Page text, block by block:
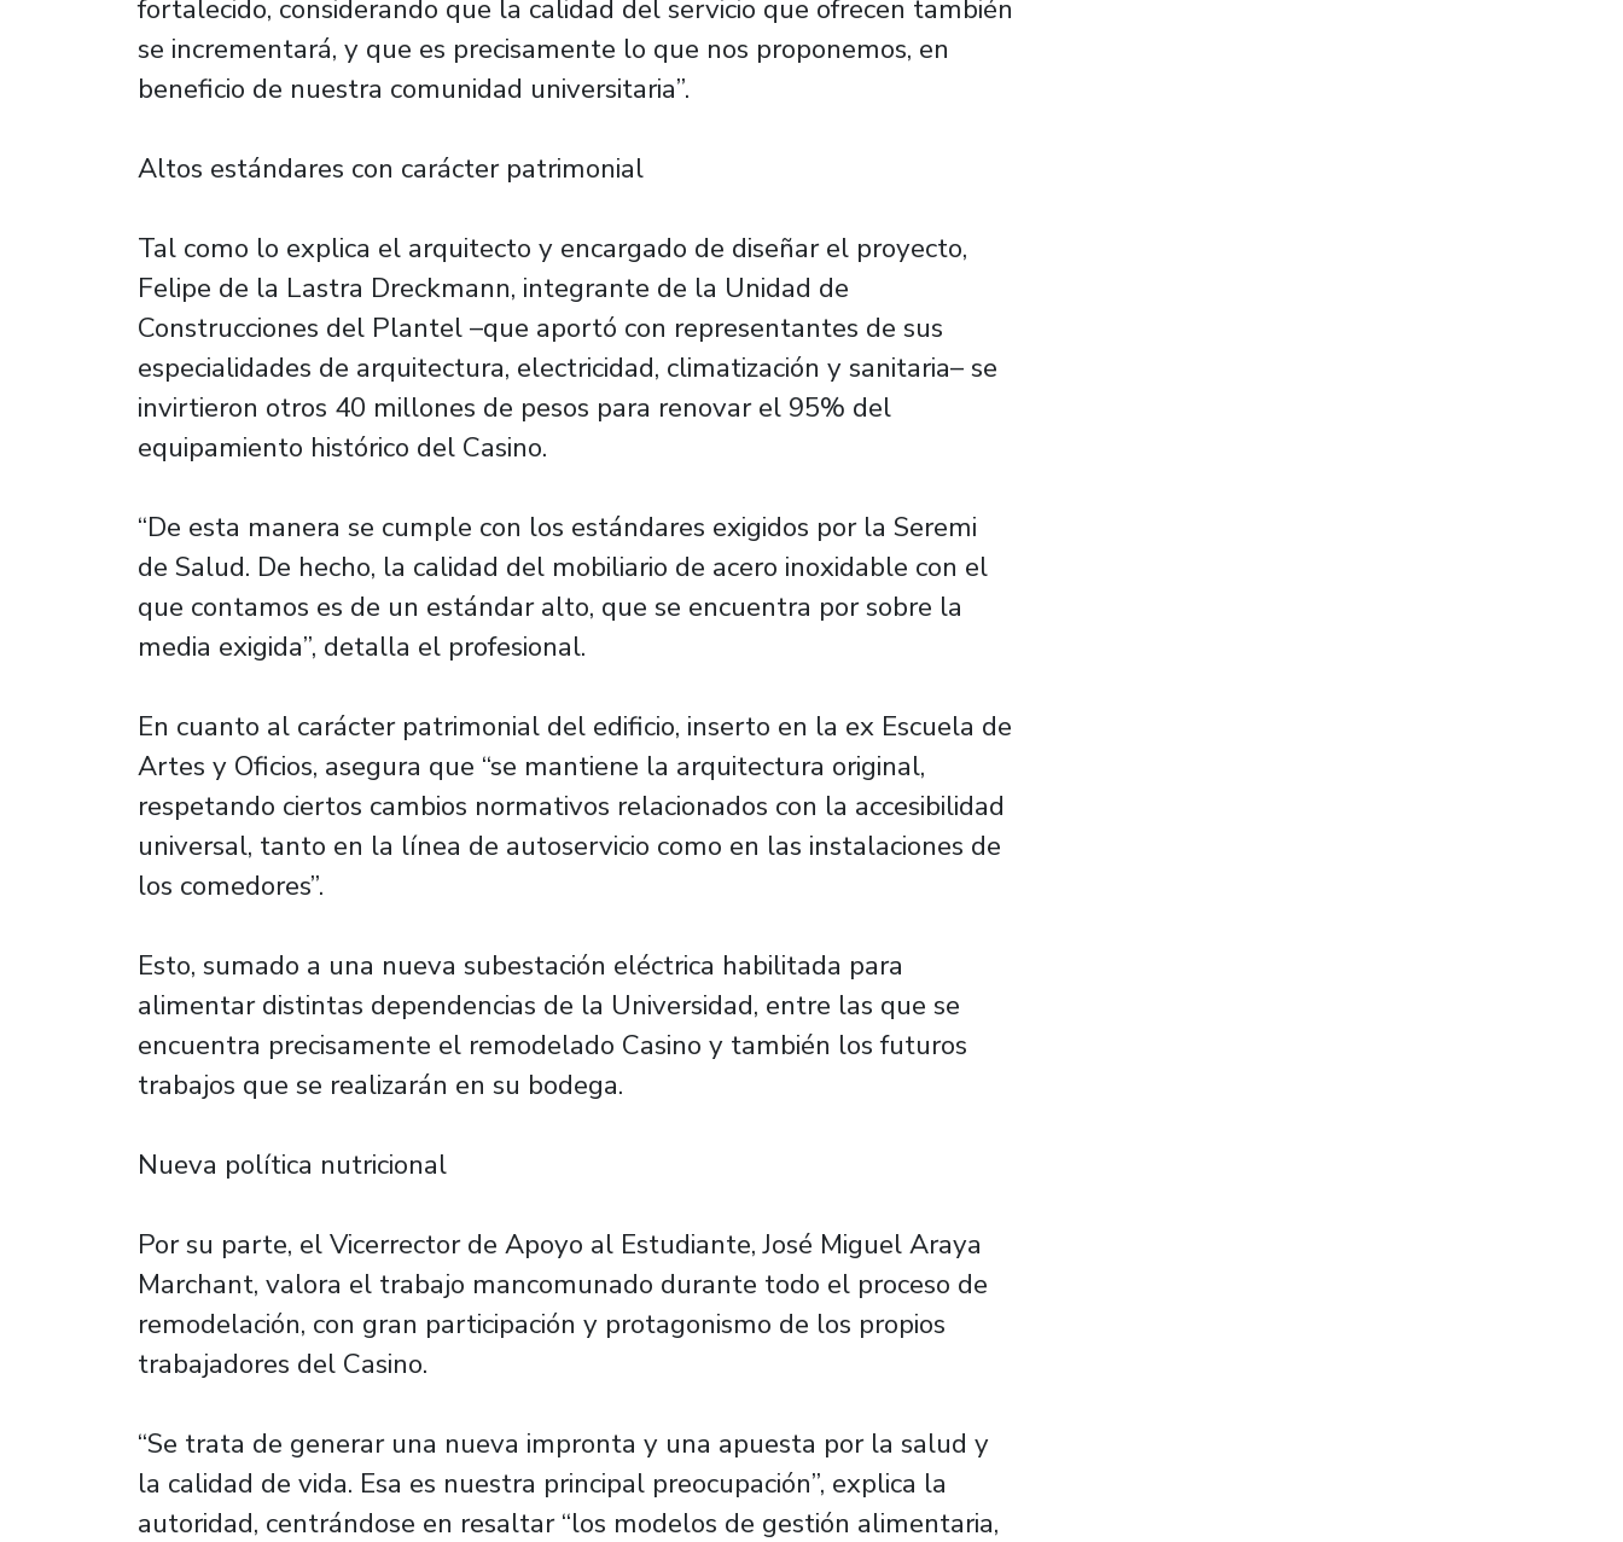
fortalecido, considerando que la calidad del servicio que ofrecen también
se incrementará, y que es precisamente lo que nos proponemos, en
beneficio de nuestra comunidad universitaria”.
Altos estándares con carácter patrimonial
Tal como lo explica el arquitecto y encargado de diseñar el proyecto,
Felipe de la Lastra Dreckmann, integrante de la Unidad de
Construcciones del Plantel –que aportó con representantes de sus
especialidades de arquitectura, electricidad, climatización y sanitaria– se
invirtieron otros 40 millones de pesos para renovar el 95% del
equipamiento histórico del Casino.
“De esta manera se cumple con los estándares exigidos por la Seremi
de Salud. De hecho, la calidad del mobiliario de acero inoxidable con el
que contamos es de un estándar alto, que se encuentra por sobre la
media exigida”, detalla el profesional.
En cuanto al carácter patrimonial del edificio, inserto en la ex Escuela de
Artes y Oficios, asegura que “se mantiene la arquitectura original,
respetando ciertos cambios normativos relacionados con la accesibilidad
universal, tanto en la línea de autoservicio como en las instalaciones de
los comedores”.
Esto, sumado a una nueva subestación eléctrica habilitada para
alimentar distintas dependencias de la Universidad, entre las que se
encuentra precisamente el remodelado Casino y también los futuros
trabajos que se realizarán en su bodega.
Nueva política nutricional
Por su parte, el Vicerrector de Apoyo al Estudiante, José Miguel Araya
Marchant, valora el trabajo mancomunado durante todo el proceso de
remodelación, con gran participación y protagonismo de los propios
trabajadores del Casino.
“Se trata de generar una nueva impronta y una apuesta por la salud y
la calidad de vida. Esa es nuestra principal preocupación”, explica la
autoridad, centrándose en resaltar “los modelos de gestión alimentaria,